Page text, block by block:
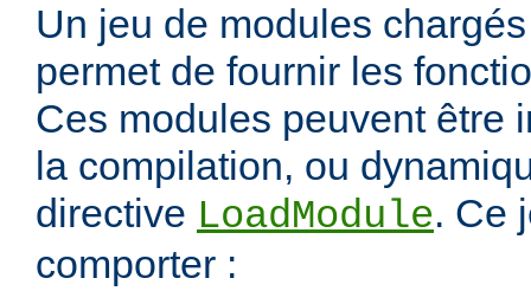
Un jeu de modules
permet de fournir les
Ces modules peuvent être
la compilation, ou
directive LoadModule. Ce
comporter :